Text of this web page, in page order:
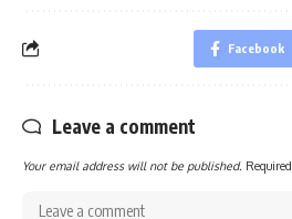
Facebook
Leave a comment
Your email address will not be published.